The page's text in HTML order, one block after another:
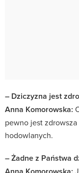
– Dziczyzna jest
Anna Komorowska:
pewno jest
hodowlanych.
– Żadne z Państwa